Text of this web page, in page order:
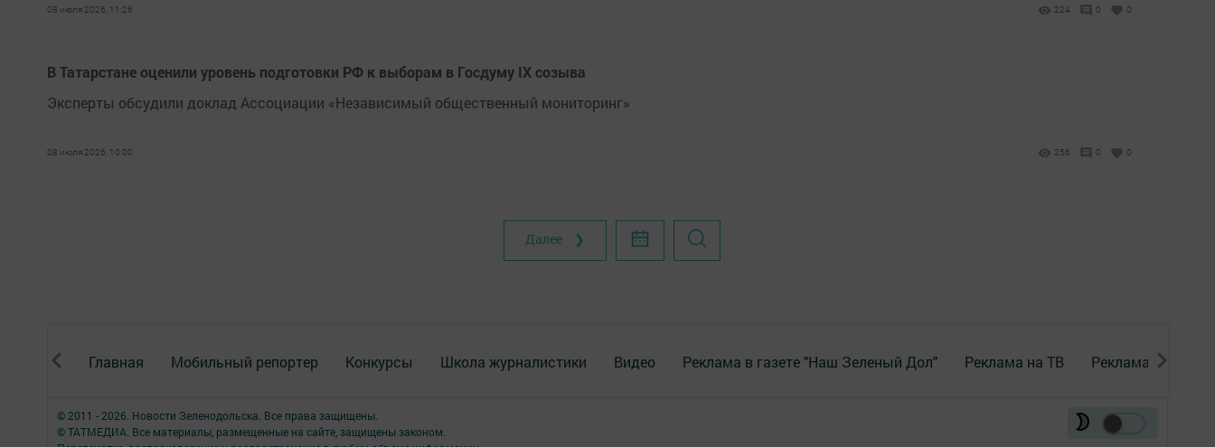
08 июля 2026, 11:26 224 0 0
В Татарстане оценили уровень подготовки РФ к выборам в Госдуму IX созыва
Эксперты обсудили доклад Ассоциации «Независимый общественный мониторинг»
08 июля 2026, 10:00 256 0 0
Далее ❯
Главная Мобильный репортер Конкурсы Школа журналистики Видео Реклама в газете "Наш Зеленый Дол" Реклама на ТВ Реклама в
© 2011 - 2026. Новости Зеленодольска. Все права защищены.
© ТАТМЕДИА. Все материалы, размещенные на сайте, защищены законом.